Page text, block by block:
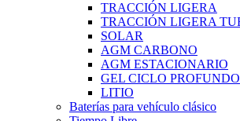
TRACCIÓN LIGERA
TRACCIÓN LIGERA
SOLAR
AGM CARBONO
AGM ESTACIONARIO
GEL CICLO PROFUNDO
LITIO
Baterías para vehículo clásico